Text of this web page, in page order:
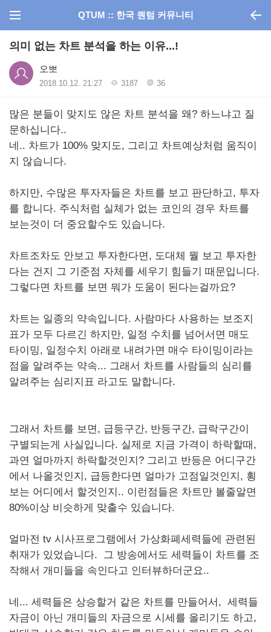
QTUM :: 한국 퀀텀 커뮤니티
의미 없는 차트 분석을 하는 이유...!
오뽀
2018.10.12. 21:27 3187 36
많은 분들이 맞지도 않은 차트 분석을 왜? 하느냐고 질
문하십니다..
네.. 차트가 100% 맞지도, 그리고 차트예상처럼 움직이
지 않습니다.
하지만, 수많은 투자자들은 차트를 보고 판단하고, 투자
를 합니다. 주식처럼 실체가 없는 코인의 경우 차트를
보는것이 더 중요할수도 있습니다.
차트조차도 안보고 투자한다면, 도대체 뭘 보고 투자한
다는 건지 그 기준점 자체를 세우기 힘들기 때문입니다.
그렇다면 차트를 보면 뭐가 도움이 된다는걸까요?
차트는 일종의 약속입니다. 사람마다 사용하는 보조지
표가 모두 다르긴 하지만, 일정 수치를 넘어서면 매도
타이밍, 일정수치 아래로 내려가면 매수 타이밍이라는
점을 알려주는 약속... 그래서 차트를 사람들의 심리를
알려주는 심리지표 라고도 말합니다.
그래서 차트를 보면, 급등구간, 반등구간, 급락구간이
구별되는게 사실입니다. 실제로 지금 가격이 하락할때,
과연 얼마까지 하락할것인지? 그리고 반등은 어디구간
에서 나올것인지, 급등한다면 얼마가 고점일것인지, 횡
보는 어디에서 할것인지.. 이런점들은 차트만 볼줄알면
80%이상 비슷하게 맞출수 있습니다.
얼마전 tv 시사프로그램에서 가상화폐세력들에 관련된
취재가 있었습니다. 그 방송에서도 세력들이 차트를 조
작해서 개미들을 속인다고 인터뷰하더군요..
네... 세력들은 상승할거 같은 차트를 만들어서, 세력들
자금이 아닌 개미들의 자금으로 시세를 올리기도 하고,